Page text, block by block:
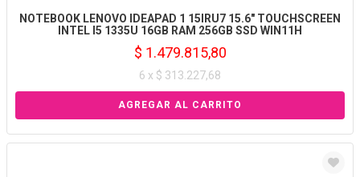
NOTEBOOK LENOVO IDEAPAD 1 15IRU7 15.6" TOUCHSCREEN
INTEL I5 1335U 16GB RAM 256GB SSD WIN11H
$ 1.479.815,80
6 x $ 313.227,68